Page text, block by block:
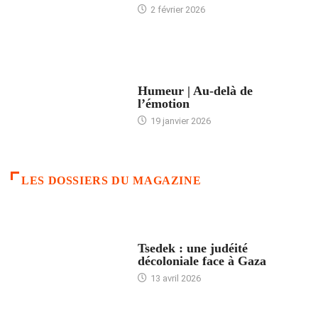
2 février 2026
Humeur | Au-delà de
l’émotion
19 janvier 2026
LES DOSSIERS DU MAGAZINE
Tsedek : une judéité
décoloniale face à Gaza
13 avril 2026